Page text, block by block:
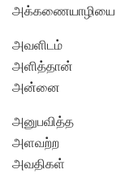
அக்கணையாழியை
அவளிடம்
அளித்தான்
அன்னை
அனுபவித்த
அளவற்ற
அவதிகள்